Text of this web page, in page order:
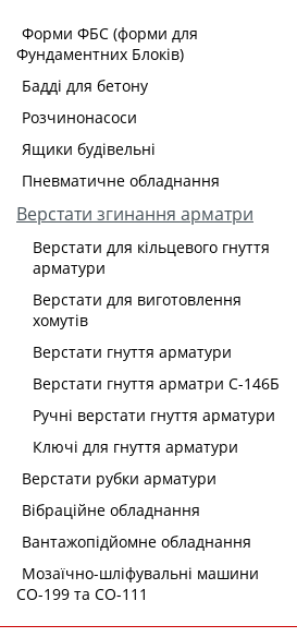
Форми ФБС (форми для
Фундаментних Блоків)
Бадді для бетону
Розчинонасоси
Ящики будівельні
Пневматичне обладнання
Верстати згинання арматри
Верстати для кільцевого гнуття
арматури
Верстати для виготовлення
хомутів
Верстати гнуття арматури
Верстати гнуття арматри С-146Б
Ручні верстати гнуття арматури
Ключі для гнуття арматури
Верстати рубки арматури
Вібраційне обладнання
Вантажопідйомне обладнання
Мозаїчно-шліфувальні машини
СО-199 та СО-111